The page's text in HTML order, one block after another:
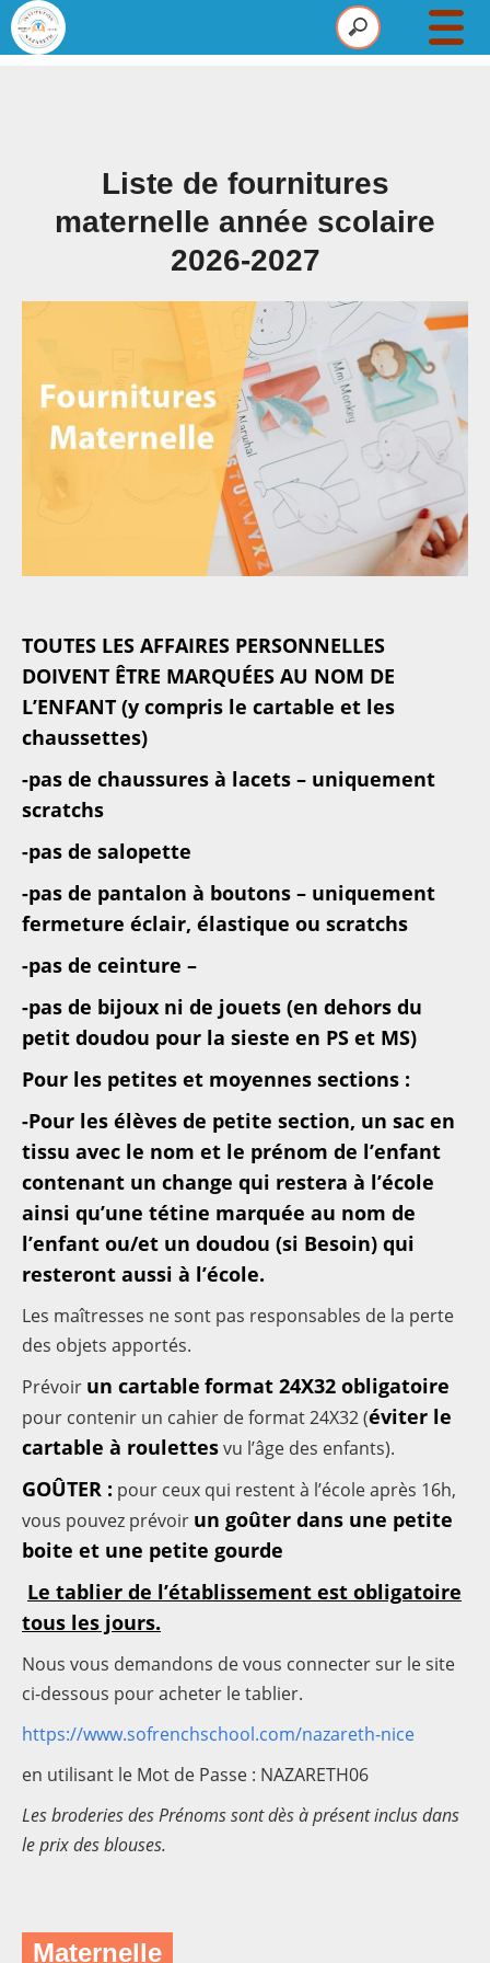
Collège
Infos
Liste de fournitures
maternelle année scolaire
2026-2027
TOUTES LES AFFAIRES PERSONNELLES
DOIVENT ÊTRE MARQUÉES AU NOM DE
L’ENFANT (y compris le cartable et les
chaussettes)
-pas de chaussures à lacets – uniquement
scratchs
-pas de salopette
-pas de pantalon à boutons – uniquement
fermeture éclair, élastique ou scratchs
-pas de ceinture –
-pas de bijoux ni de jouets (en dehors du
petit doudou pour la sieste en PS et MS)
Pour les petites et moyennes sections :
-Pour les élèves de petite section, un sac en
tissu avec le nom et le prénom de l’enfant
contenant un change qui restera à l’école
ainsi qu’une tétine marquée au nom de
l’enfant ou/et un doudou (si Besoin) qui
resteront aussi à l’école.
Les maîtresses ne sont pas responsables de la perte
des objets apportés.
Prévoir un cartable format 24X32 obligatoire
pour contenir un cahier de format 24X32 (éviter le
cartable à roulettesvu l’âge des enfants).
GOÛTER : pour ceux qui restent à l’école après 16h,
vous pouvez prévoir un goûter dans une petite
boite et une petite gourde
Le tablier de l’établissement est obligatoire
tous les jours.
Nous vous demandons de vous connecter sur le site
ci-dessous pour acheter le tablier.
https://www.sofrenchschool.com/nazareth-nice
en utilisant le Mot de Passe : NAZARETH06
Les broderies des Prénoms sont dès à présent inclus dans
le prix des blouses.
Maternelle